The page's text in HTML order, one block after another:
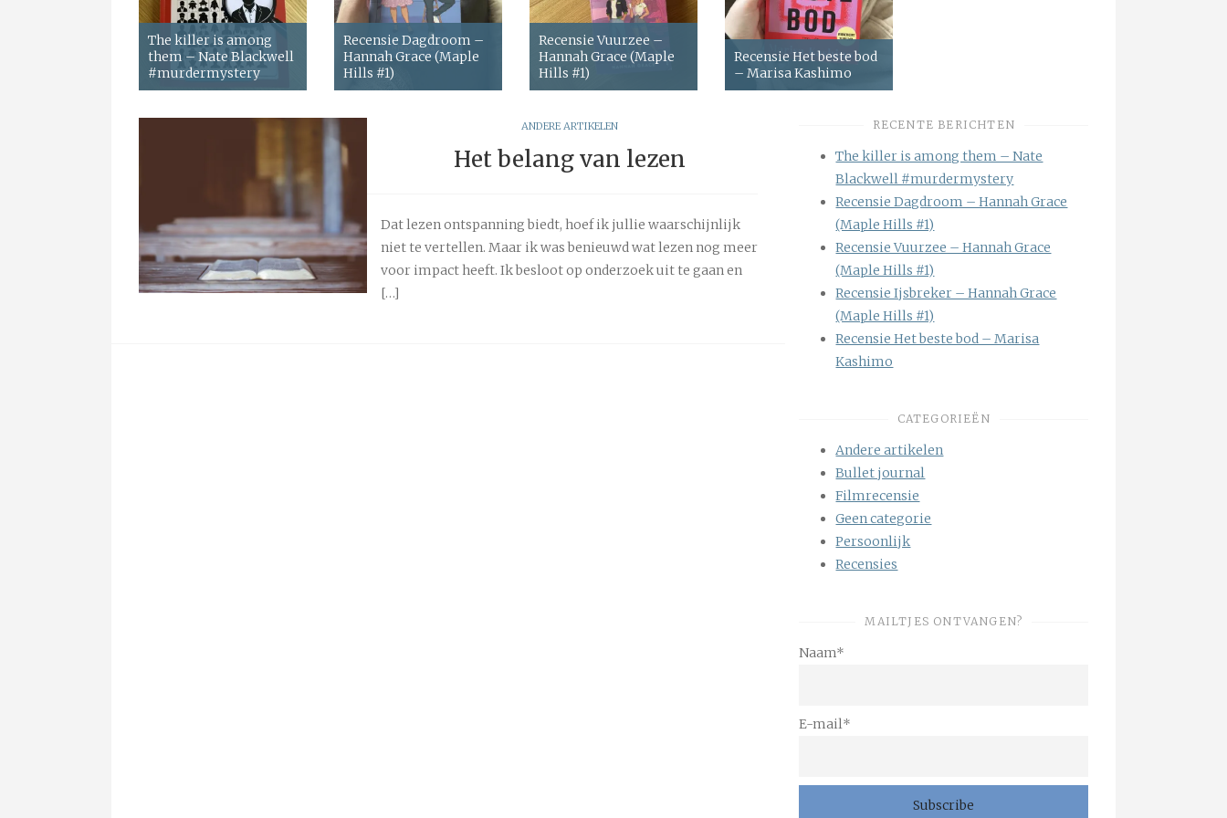
The killer is among
them – Nate Blackwell
#murdermystery
Recensie Dagdroom –
Hannah Grace (Maple
Hills #1)
Recensie Vuurzee –
Hannah Grace (Maple
Hills #1)
Recensie Het beste bod
– Marisa Kashimo
ANDERE ARTIKELEN
Het belang van lezen
Dat lezen ontspanning biedt, hoef ik jullie waarschijnlijk
niet te vertellen. Maar ik was benieuwd wat lezen nog meer
voor impact heeft. Ik besloot op onderzoek uit te gaan en
[…]
RECENTE BERICHTEN
The killer is among them – Nate
Blackwell #murdermystery
Recensie Dagdroom – Hannah Grace
(Maple Hills #1)
Recensie Vuurzee – Hannah Grace
(Maple Hills #1)
Recensie Ijsbreker – Hannah Grace
(Maple Hills #1)
Recensie Het beste bod – Marisa
Kashimo
CATEGORIEËN
Andere artikelen
Bullet journal
Filmrecensie
Geen categorie
Persoonlijk
Recensies
MAILTJES ONTVANGEN?
Naam*
E-mail*